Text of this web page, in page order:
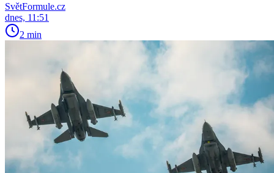
SvětFormule.cz
dnes, 11:51
2 min